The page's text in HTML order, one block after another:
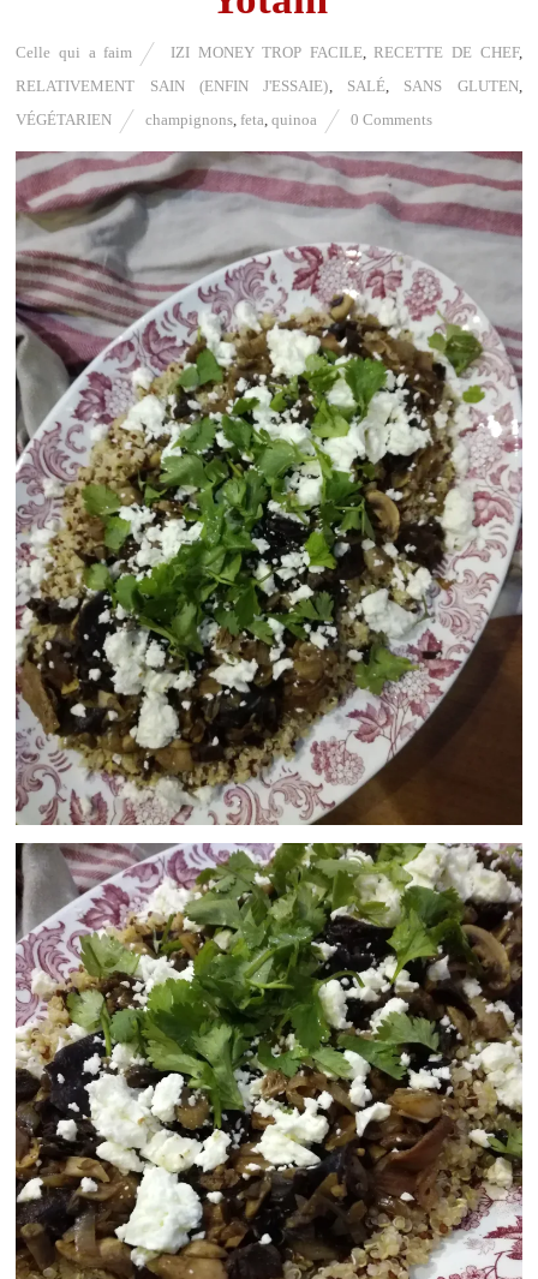
Celle qui a faim IZI MONEY TROP FACILE,RECETTE DE CHEF,
RELATIVEMENT SAIN (ENFIN J'ESSAIE)
SALÉ, SANS GLUTEN,
VÉGÉTARIEN
champignons feta ,quinoa 0 Comments